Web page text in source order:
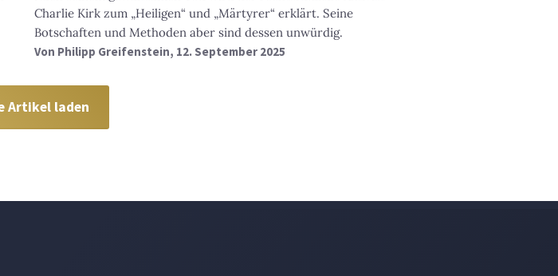
Charlie Kirk zum „Heiligen“ und „Märtyrer“ erklärt. Seine
Botschaften und Methoden aber sind dessen unwürdig.
Von Philipp Greifenstein, 12. September 2025
Artikel laden